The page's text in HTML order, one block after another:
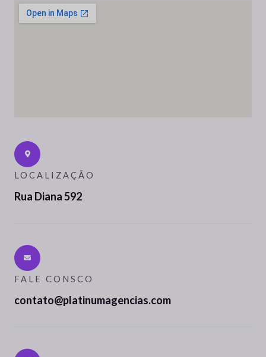
LOCALIZAÇÃO
Rua Diana 592
FALE CONSCO
contato@platinumagencias.com